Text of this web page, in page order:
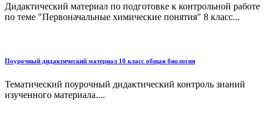
Дидактический материал по подготовке к контрольной работе
по теме "Первоначальные химические понятия" 8 класс...
Поурочный дидактический материал 10 класс общая биология
Тематический поурочный дидактический контроль знаний
изученного материала....